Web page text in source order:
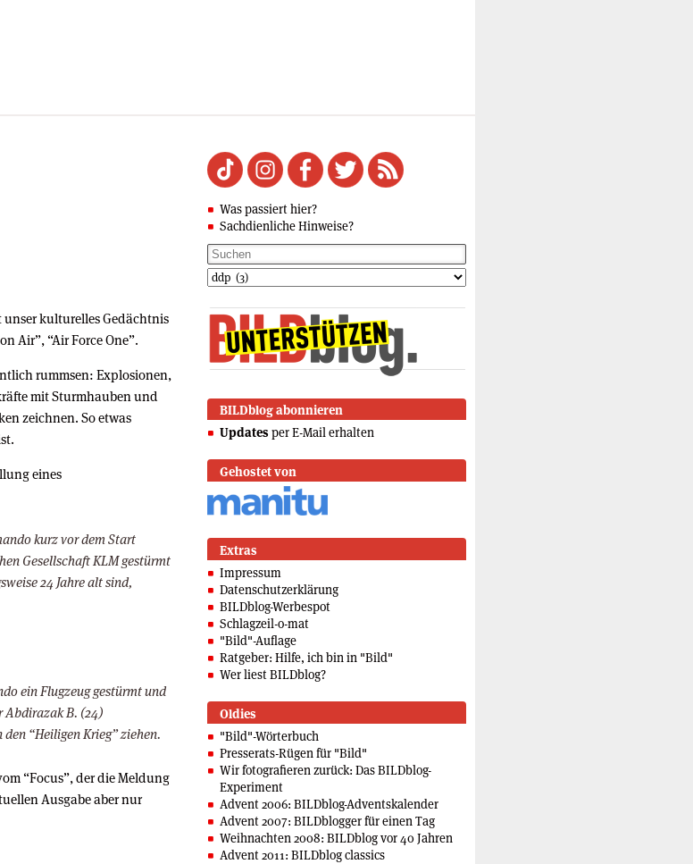
kulturelles Gedächtnis
Air”, “Air Force One”.
rummsen: Explosionen,
mit Sturmhauben und
zeichnen. So etwas
eines
kurz vor dem Start
Gesellschaft KLM gestürmt
24 Jahre alt sind,
ein Flugzeug gestürmt und
Abdirazak B. (24)
“Heiligen Krieg” ziehen.
“Focus”, der die Meldung
Ausgabe aber nur
Was passiert hier?
Sachdienliche Hinweise?
BILDblog abonnieren
Updates per E-Mail erhalten
Gehostet von
Extras
Impressum
Datenschutzerklärung
BILDblog-Werbespot
Schlagzeil-o-mat
"Bild"-Auflage
Ratgeber: Hilfe, ich bin in "Bild"
Wer liest BILDblog?
Oldies
"Bild"-Wörterbuch
Presserats-Rügen für "Bild"
Wir fotografieren zurück: Das BILDblog-
Experiment
Advent 2006: BILDblog-Adventskalender
Advent 2007: BILDblogger für einen Tag
Weihnachten 2008: BILDblog vor 40 Jahren
Advent 2011: BILDblog classics